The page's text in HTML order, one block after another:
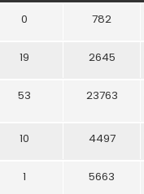
0 782
19 2645
53 23763
10 4497
1 5663